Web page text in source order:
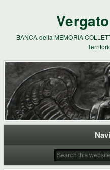
BANCA della MEMORIA